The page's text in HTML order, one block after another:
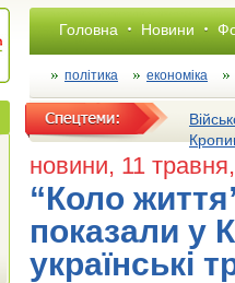
Головна Новини
політика економіка
новини, 11
“Коло
показали у
українські